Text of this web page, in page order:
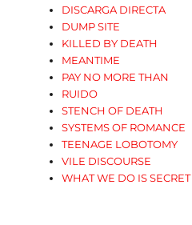
DISCARGA DIRECTA
DUMP SITE
KILLED BY DEATH
MEANTIME
PAY NO MORE THAN
RUIDO
STENCH OF DEATH
SYSTEMS OF ROMANCE
TEENAGE LOBOTOMY
VILE DISCOURSE
WHAT WE DO IS SECRET